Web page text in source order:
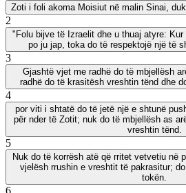
Zoti i foli akoma Moisiut në malin Sinai,
2
"Folu bijve të Izraelit dhe u thuaj atyre:
po ju jap, toka do të respektojë një të
3
Gjashtë vjet me radhë do të mbjellësh
radhë do të krasitësh vreshtin tënd dhe
4
por viti i shtatë do të jetë një e shtunë
për nder të Zotit; nuk do të mbjellësh as
vreshtin tënd.
5
Nuk do të korrësh atë që rritet vetvetiu në
vjelësh rrushin e vreshtit të pakrasitur;
tokën.
6